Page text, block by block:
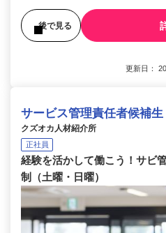
後で見る
更新日：
サービス管理責任者候補生
クズオカ人材紹介所
正社員
経験を活かして働こう！サビ
制（土曜・日曜）